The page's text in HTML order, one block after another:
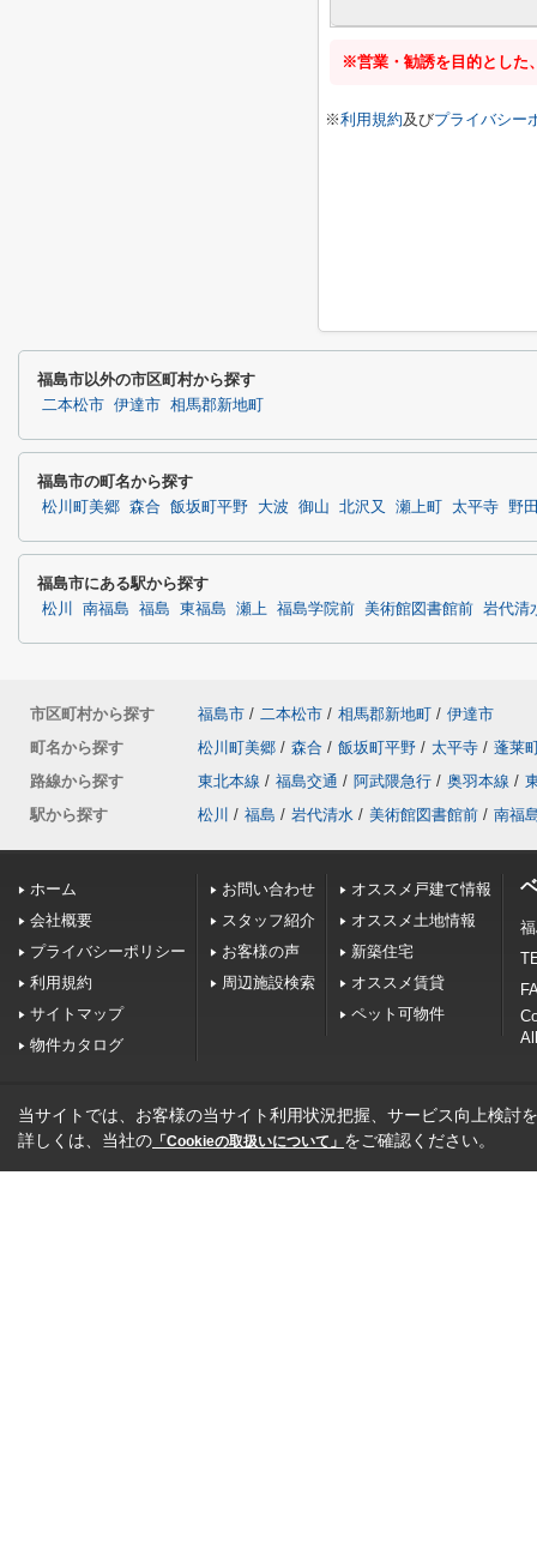
※営業・勧誘を目的とした
※利用規約及びプライバシー
福島市以外の市区町村から探す
二本松市 伊達市 相馬郡新地町
福島市の町名から探す
松川町美郷 森合 飯坂町平野 大波 御山 北沢又 瀬上町 太平寺 野
福島市にある駅から探す
松川 南福島 福島 東福島 瀬上 福島学院前 美術館図書館前 岩代清
市区町村から探す 福島市 / 二本松市 / 相馬郡新地町 / 伊達市
町名から探す
松川町美郷 / 森合 / 飯坂町平野 / 太平寺 / 蓬莱
路線から探す
東北本線 / 福島交通 / 阿武隈急行 / 奥羽本線 /
駅から探す
松川 / 福島 / 岩代清水 / 美術館図書館前 / 南福
ホーム
会社概要
プライバシーポリシー
利用規約
サイトマップ
物件カタログ
お問い合わせ
スタッフ紹介
お客様の声
周辺施設検索
オススメ戸建て情報
オススメ土地情報
新築住宅
オススメ賃貸
ペット可物件
当サイトでは、お客様の当サイト利用状況把握、サービス向上検討
詳しくは、当社の 「Cookieの取扱いについて」 をご確認ください。